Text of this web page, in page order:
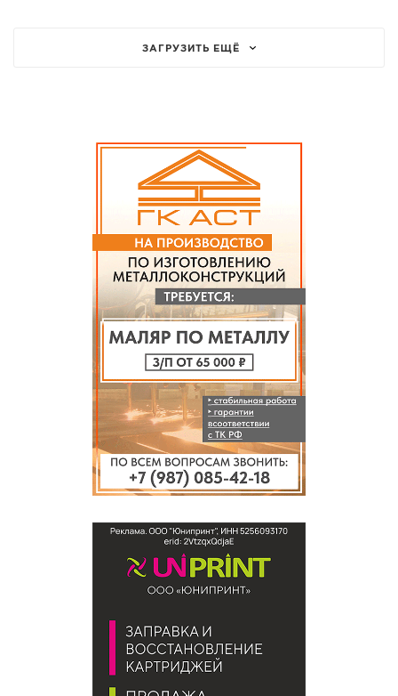
ЗАГРУЗИТЬ ЕЩЁ